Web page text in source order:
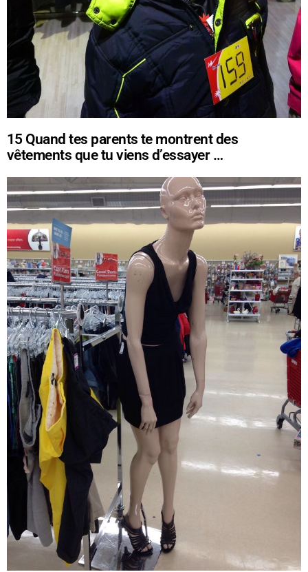
15 Quand tes parents te montrent des
vêtements que tu viens d’essayer …